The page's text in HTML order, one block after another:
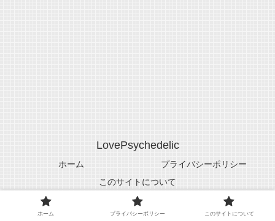
LovePsychedelic
ホーム
プライバシーポリシー
このサイトについて
© 2005-2026 LovePsychedelic.
ホーム プライバシーポリシー このサイトについて